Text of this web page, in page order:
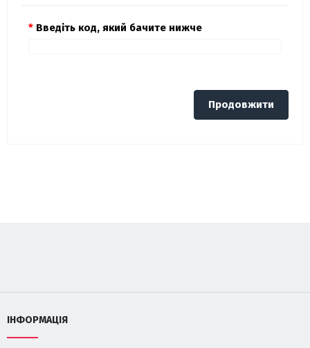
Введіть код, який бачите нижче
Продовжити
ІНФОРМАЦІЯ